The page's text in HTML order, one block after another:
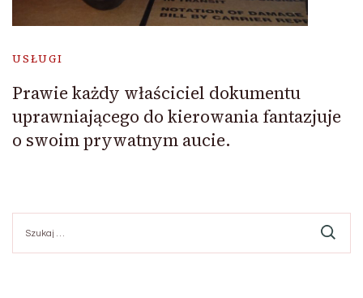
USŁUGI
Prawie każdy właściciel dokumentu
uprawniającego do kierowania fantazjuje
o swoim prywatnym aucie.